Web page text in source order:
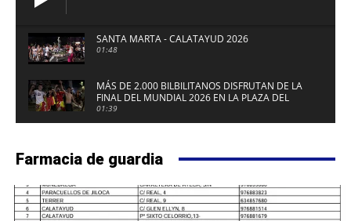
SANTA MARTA - CALATAYUD 2026
01:48
MÁS DE 2.000 BILBILITANOS DISFRUTAN DE LA
FINAL DEL MUNDIAL 2026 EN LA PLAZA DEL
FUERTE DE CALATAYUD
01:39
Farmacia de guardia